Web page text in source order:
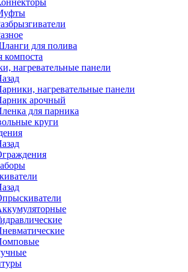
для полива
компоста
нагревательные панели
нагревательные панели
арочный
для парника
круги